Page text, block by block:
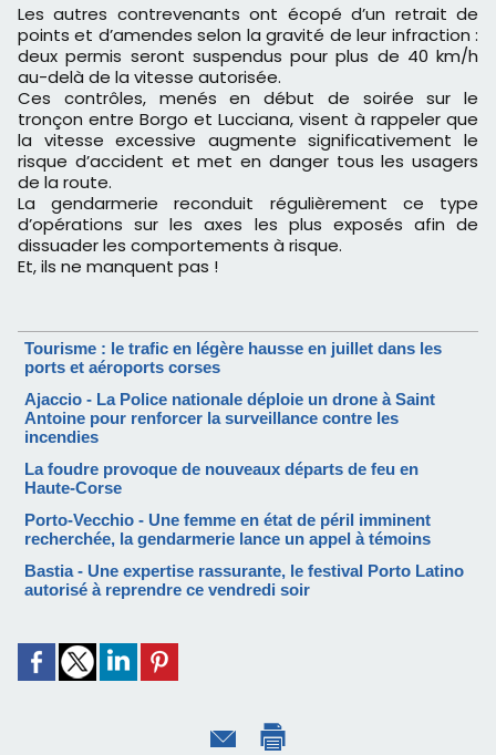
Les autres contrevenants ont écopé d’un retrait de
points et d’amendes selon la gravité de leur infraction :
deux permis seront suspendus pour plus de 40 km/h
au-delà de la vitesse autorisée.
Ces contrôles, menés en début de soirée sur le
tronçon entre Borgo et Lucciana, visent à rappeler que
la vitesse excessive augmente significativement le
risque d’accident et met en danger tous les usagers
de la route.
La gendarmerie reconduit régulièrement ce type
d’opérations sur les axes les plus exposés afin de
dissuader les comportements à risque.
Et, ils ne manquent pas !
Tourisme : le trafic en légère hausse en juillet dans les
ports et aéroports corses
Ajaccio - La Police nationale déploie un drone à Saint
Antoine pour renforcer la surveillance contre les
incendies
La foudre provoque de nouveaux départs de feu en
Haute-Corse
Porto-Vecchio - Une femme en état de péril imminent
recherchée, la gendarmerie lance un appel à témoins
Bastia - Une expertise rassurante, le festival Porto Latino
autorisé à reprendre ce vendredi soir